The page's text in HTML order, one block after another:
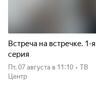
Встреча на встречке. 1-я
серия
пт, 07 августа в 11:10 • ТВ
Центр